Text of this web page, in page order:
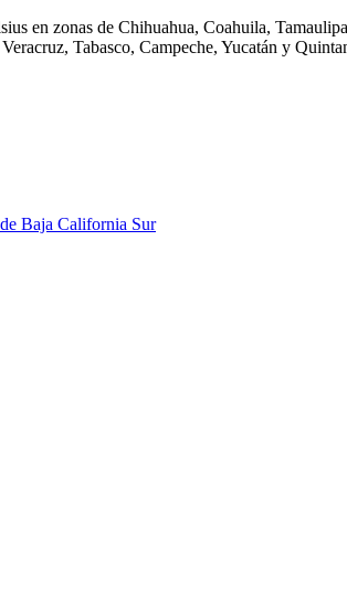
en zonas de Chihuahua, Coahuila,
Tabasco, Campeche, Yucatán y
Baja California Sur